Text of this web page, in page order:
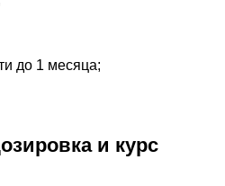
до 1 месяца;
и курс